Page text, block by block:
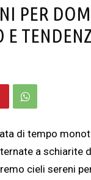
PER
E
di tempo
a schiarite
cieli sereni